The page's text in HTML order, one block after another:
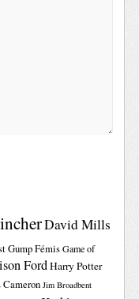
David Mills
GumpFémis Game of
FordHarry Potter
Cameron Jim Broadbent